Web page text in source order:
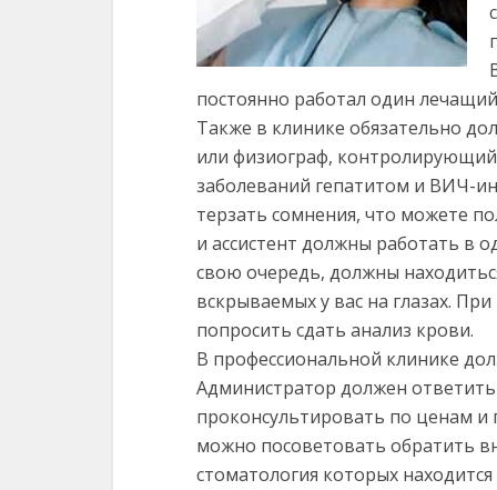
постоянно работал один
Также в клинике обязательно
или физиограф,
заболеваний гепатитом и ВИЧ-
терзать сомнения, что можете
и ассистент должны работать в
свою очередь, должны
вскрываемых у вас на глазах.
попросить сдать анализ крови.
В профессиональной клинике
Администратор должен
проконсультировать по ценам
можно посоветовать обратить
стоматология которых